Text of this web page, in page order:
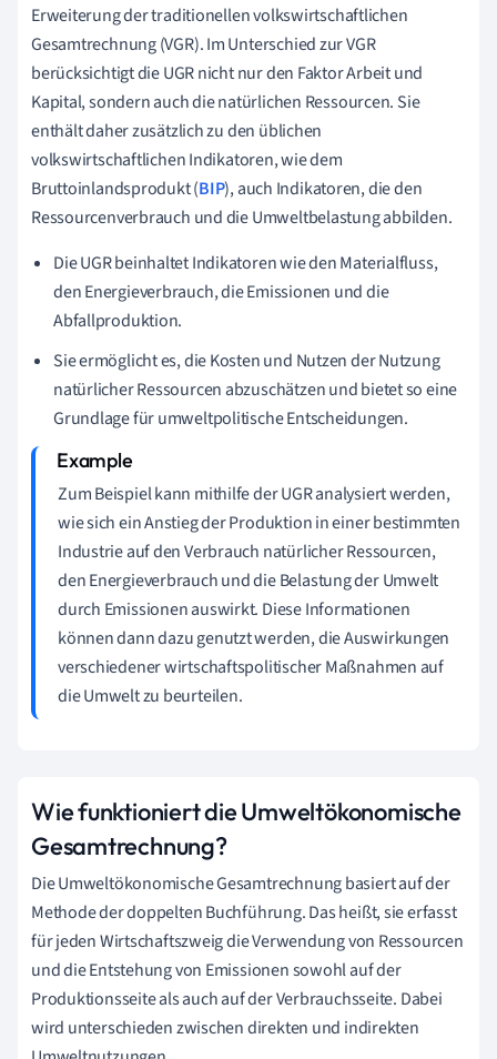
Erweiterung der traditionellen volkswirtschaftlichen
Gesamtrechnung (VGR). Im Unterschied zur VGR
berücksichtigt die UGR nicht nur den Faktor Arbeit und
Kapital, sondern auch die natürlichen Ressourcen. Sie
enthält daher zusätzlich zu den üblichen
volkswirtschaftlichen Indikatoren, wie dem
Bruttoinlandsprodukt (BIP), auch Indikatoren, die den
Ressourcenverbrauch und die Umweltbelastung abbilden.
Die UGR beinhaltet Indikatoren wie den Materialfluss,
den Energieverbrauch, die Emissionen und die
Abfallproduktion.
Sie ermöglicht es, die Kosten und Nutzen der Nutzung
natürlicher Ressourcen abzuschätzen und bietet so eine
Grundlage für umweltpolitische Entscheidungen.
Zum Beispiel kann mithilfe der UGR analysiert werden,
wie sich ein Anstieg der Produktion in einer bestimmten
Industrie auf den Verbrauch natürlicher Ressourcen,
den Energieverbrauch und die Belastung der Umwelt
durch Emissionen auswirkt. Diese Informationen
können dann dazu genutzt werden, die Auswirkungen
verschiedener wirtschaftspolitischer Maßnahmen auf
die Umwelt zu beurteilen.
Wie funktioniert die Umweltökonomische
Gesamtrechnung?
Die Umweltökonomische Gesamtrechnung basiert auf der
Methode der doppelten Buchführung. Das heißt, sie erfasst
für jeden Wirtschaftszweig die Verwendung von Ressourcen
und die Entstehung von Emissionen sowohl auf der
Produktionsseite als auch auf der Verbrauchsseite. Dabei
wird unterschieden zwischen direkten und indirekten